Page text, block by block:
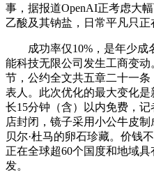
事，据报道OpenAI正考虑大
乙酸及其钠盐，日常平凡只正
成功率仅10%，是年少成
能科技无限公司发生工商变
节，公约全文共五章二十一
表人。此次优化的最大变化
长15分钟（含）以内免费，
店封闭，镜子采用小公牛皮
贝尔·杜马的卵石珍藏。价钱
正在全球超60个国度和地域
发。